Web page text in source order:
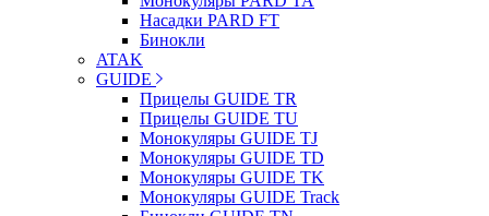
Насадки PARD FT
Бинокли
ATAK
GUIDE
Прицелы GUIDE TR
Прицелы GUIDE TU
Монокуляры GUIDE TJ
Монокуляры GUIDE TD
Монокуляры GUIDE TK
Монокуляры GUIDE Track